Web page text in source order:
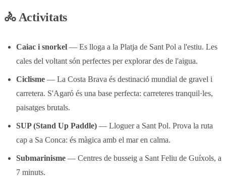
🚴 Activitats
Caiac i snorkel — Es lloga a la Platja de Sant Pol a l'estiu. Les
cales del voltant són perfectes per explorar des de l'aigua.
Ciclisme — La Costa Brava és destinació mundial de gravel i
carretera. S'Agaró és una base perfecta: carreteres tranquil·les,
paisatges brutals.
SUP (Stand Up Paddle) — Lloguer a Sant Pol. Prova la ruta
cap a Sa Conca: és màgica amb el mar en calma.
Submarinisme — Centres de busseig a Sant Feliu de Guíxols, a
7 minuts.